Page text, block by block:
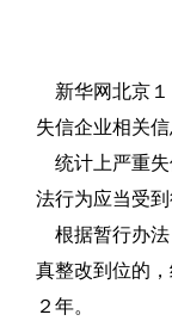
新华网北京
失信企业相关信
统计上严重
法行为应当受
根据暂行办
真整改到位的
２年。